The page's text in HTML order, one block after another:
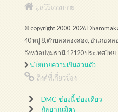
มูลนิธิธรรมกาย
© copyright 2000-2026
40 หมู่ 8, ตำบลคลองสอง, อำเภอคล
จังหวัดปทุมธานี 12120 ประเทศไทย
นโยบายความเป็นส่วนตัว
ลิงค์ที่เกี่ยวข้อง
DMC ช่องนี้ช่องเดียว
กัลยาณมิตร